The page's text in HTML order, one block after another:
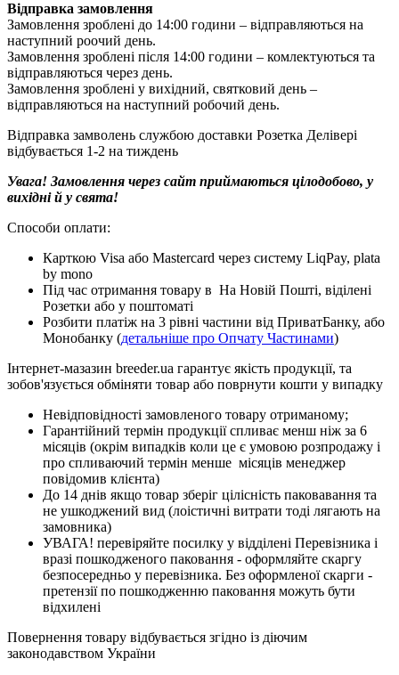
Відправка замовлення
Замовлення зроблені до 14:00 години – відправляються на
наступний роочий день.
Замовлення зроблені після 14:00 години – комлектуються та
відправляються через день.
Замовлення зроблені у вихідний, святковий день –
відправляються на наступний робочий день.
Відправка замволень службою доставки Розетка Делівері
відбувається 1-2 на тиждень
Увага! Замовлення через сайт приймаються цілодобово, у
вихідні й у свята!
Способи оплати:
Карткою Visa або Mastercard через систему LiqPay, plata
by mono
Під час отримання товару в На Новій Пошті, віділені
Розетки або у поштоматі
Розбити платіж на 3 рівні частини від ПриватБанку, або
Монобанку (детальніше про Опчату Частинами)
Інтернет-мазазин breeder.ua гарантує якість продукції, та
зобов'язується обміняти товар або поврнути кошти у випадку
Невідповідності замовленого товару отриманому;
Гарантійний термін продукції спливає менш ніж за 6
місяців (окрім випадків коли це є умовою розпродажу і
про спливаючий термін менше місяців менеджер
повідомив клієнта)
До 14 днів якщо товар зберіг цілісність паковавання та
не ушкоджений вид (лоістичні витрати тоді лягають на
замовника)
УВАГА! перевіряйте посилку у відділені Перевізника і
вразі пошкодженого паковання - оформляйте скаргу
безпосередньо у перевізника. Без оформленої скарги -
претензії по пошкодженню паковання можуть бути
відхилені
Повернення товару відбувається згідно із діючим
законодавством України